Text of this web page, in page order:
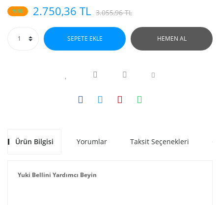
%10 2.750,36 TL 3.055,96 TL
SEPETE EKLE HEMEN AL
Ürün Bilgisi Yorumlar Taksit Seçenekleri
Yuki Bellini Yardımcı Beyin